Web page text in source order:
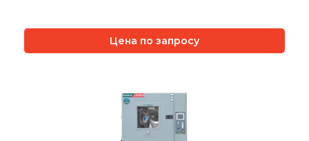
Цена по запросу